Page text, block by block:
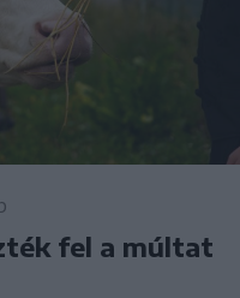
fel a múltat